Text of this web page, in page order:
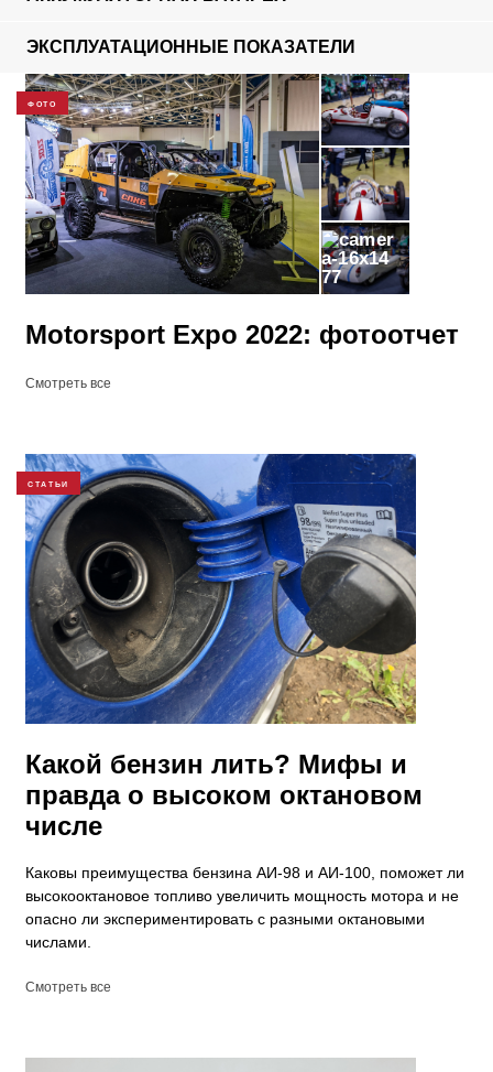
ЭКСПЛУАТАЦИОННЫЕ ПОКАЗАТЕЛИ
ФОТО
77
Motorsport Expo 2022: фотоотчет
Смотреть все
СТАТЬИ
Какой бензин лить? Мифы и
правда о высоком октановом
числе
Каковы преимущества бензина АИ-98 и АИ-100, поможет ли
высокооктановое топливо увеличить мощность мотора и не
опасно ли экспериментировать с разными октановыми
числами.
Смотреть все